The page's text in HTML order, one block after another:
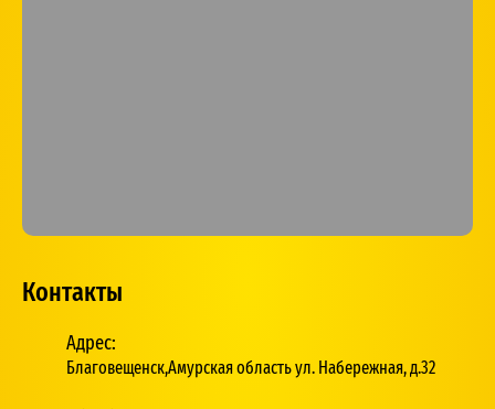
Контакты
Адрес:
Благовещенск,Амурская область ул. Набережная, д.32